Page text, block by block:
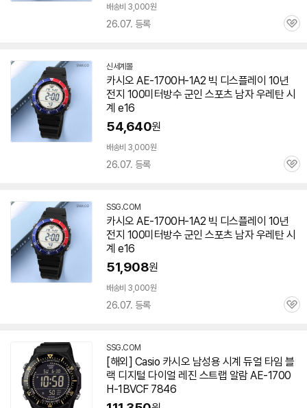
배송비 3,000원
26.07. 등록
관
신세계몰
카시오 AE-1700H-1A2 빅 디스플레이 10년
전지 100미터방수 군인 스포츠 남자 우레탄 시
계 e16
54,640원
배송비 3,000원
26.07. 등록
관
SSG.COM
카시오 AE-1700H-1A2 빅 디스플레이 10년
전지 100미터방수 군인 스포츠 남자 우레탄 시
계 e16
51,908원
배송비 3,000원
26.07. 등록
관
SSG.COM
[해외] Casio 카시오 남성용 시계 듀얼 타임 블
랙 디지털 다이얼 레진 스트랩 알람 AE-1700
H-1BVCF 7846
세부정보 열기/접기